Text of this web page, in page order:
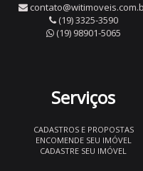
(19) 3325-3590
(19) 98901-5065
Serviços
CADASTROS E PROPOSTAS
ENCOMENDE SEU IMÓVEL
CADASTRE SEU IMÓVEL